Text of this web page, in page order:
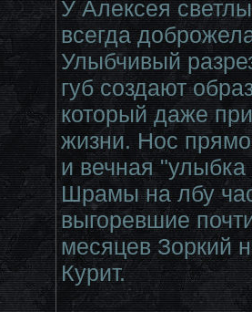
У Алексея
всегда
Улыбчивый
губ создают
который даже
жизни. Нос
и вечная
Шрамы на лбу
выгоревшие
месяцев Зоркий
Курит.